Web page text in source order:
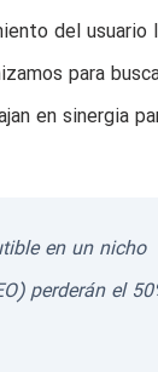
del usuario
para
en sinergia
en un nicho
perderán el